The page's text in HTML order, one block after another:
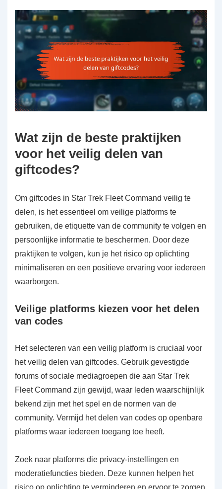
Wat zijn de beste praktijken
voor het veilig delen van
giftcodes?
Om giftcodes in Star Trek Fleet Command veilig te
delen, is het essentieel om veilige platforms te
gebruiken, de etiquette van de community te volgen en
persoonlijke informatie te beschermen. Door deze
praktijken te volgen, kun je het risico op oplichting
minimaliseren en een positieve ervaring voor iedereen
waarborgen.
Veilige platforms kiezen voor het delen
van codes
Het selecteren van een veilig platform is cruciaal voor
het veilig delen van giftcodes. Gebruik gevestigde
forums of sociale mediagroepen die aan Star Trek
Fleet Command zijn gewijd, waar leden waarschijnlijk
bekend zijn met het spel en de normen van de
community. Vermijd het delen van codes op openbare
platforms waar iedereen toegang toe heeft.
Zoek naar platforms die privacy-instellingen en
moderatiefuncties bieden. Deze kunnen helpen het
risico op oplichting te verminderen en ervoor te zorgen